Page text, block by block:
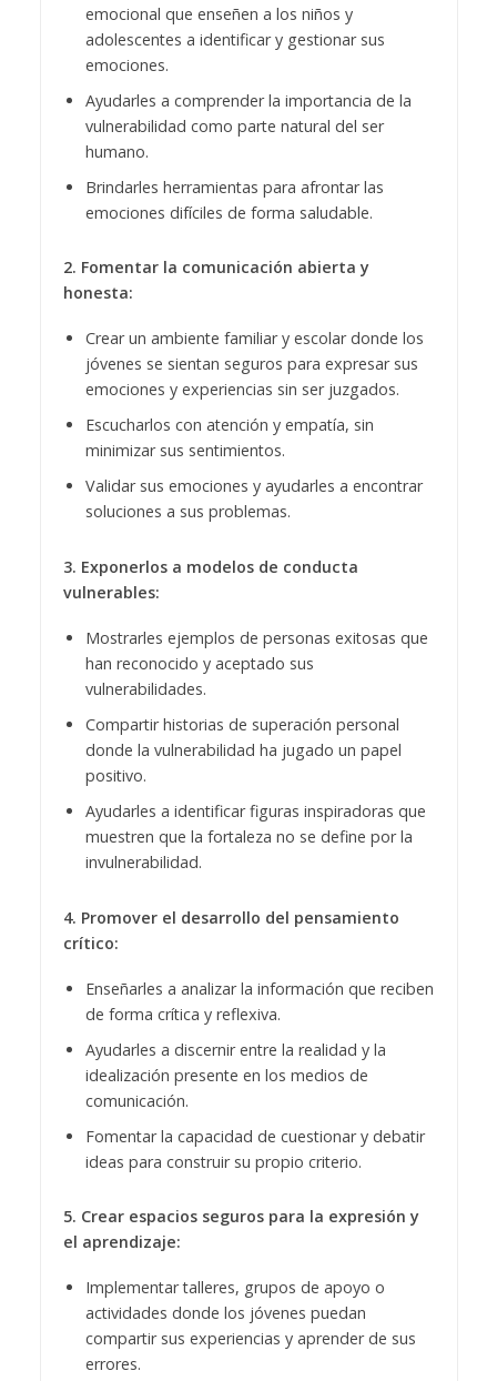
emocional que enseñen a los niños y
adolescentes a identificar y gestionar sus
emociones.
Ayudarles a comprender la importancia de la
vulnerabilidad como parte natural del ser
humano.
Brindarles herramientas para afrontar las
emociones difíciles de forma saludable.
2. Fomentar la comunicación abierta y
honesta:
Crear un ambiente familiar y escolar donde los
jóvenes se sientan seguros para expresar sus
emociones y experiencias sin ser juzgados.
Escucharlos con atención y empatía, sin
minimizar sus sentimientos.
Validar sus emociones y ayudarles a encontrar
soluciones a sus problemas.
3. Exponerlos a modelos de conducta
vulnerables:
Mostrarles ejemplos de personas exitosas que
han reconocido y aceptado sus
vulnerabilidades.
Compartir historias de superación personal
donde la vulnerabilidad ha jugado un papel
positivo.
Ayudarles a identificar figuras inspiradoras que
muestren que la fortaleza no se define por la
invulnerabilidad.
4. Promover el desarrollo del pensamiento
crítico:
Enseñarles a analizar la información que reciben
de forma crítica y reflexiva.
Ayudarles a discernir entre la realidad y la
idealización presente en los medios de
comunicación.
Fomentar la capacidad de cuestionar y debatir
ideas para construir su propio criterio.
5. Crear espacios seguros para la expresión y
el aprendizaje:
Implementar talleres, grupos de apoyo o
actividades donde los jóvenes puedan
compartir sus experiencias y aprender de sus
errores.